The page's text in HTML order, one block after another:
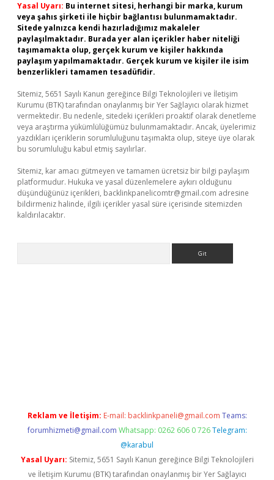
Yasal Uyarı: Bu internet sitesi, herhangi bir marka, kurum
veya şahıs şirketi ile hiçbir bağlantısı bulunmamaktadır.
Sitede yalnızca kendi hazırladığımız makaleler
paylaşılmaktadır. Burada yer alan içerikler haber niteliği
taşımamakta olup, gerçek kurum ve kişiler hakkında
paylaşım yapılmamaktadır. Gerçek kurum ve kişiler ile isim
benzerlikleri tamamen tesadüfidir.
Sitemiz, 5651 Sayılı Kanun gereğince Bilgi Teknolojileri ve İletişim
Kurumu (BTK) tarafından onaylanmış bir Yer Sağlayıcı olarak hizmet
vermektedir. Bu nedenle, sitedeki içerikleri proaktif olarak denetleme
veya araştırma yükümlülüğümüz bulunmamaktadır. Ancak, üyelerimiz
yazdıkları içeriklerin sorumluluğunu taşımakta olup, siteye üye olarak
bu sorumluluğu kabul etmiş sayılırlar.
Sitemiz, kar amacı gütmeyen ve tamamen ücretsiz bir bilgi paylaşım
platformudur. Hukuka ve yasal düzenlemelere aykırı olduğunu
düşündüğünüz içerikleri, backlinkpanelicomtr@gmail.com adresine
bildirmeniz halinde, ilgili içerikler yasal süre içerisinde sitemizden
kaldırılacaktır.
Reklam ve İletişim: E-mail: backlinkpaneli@gmail.com Teams:
forumhizmeti@gmail.com Whatsapp: 0262 606 0 726 Telegram:
@karabul
Yasal Uyarı: Sitemiz, 5651 Sayılı Kanun gereğince Bilgi Teknolojileri
ve İletişim Kurumu (BTK) tarafından onaylanmış bir Yer Sağlayıcı